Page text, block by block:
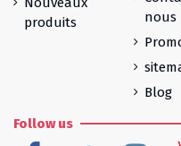
produits
nous
Blog
Follow us